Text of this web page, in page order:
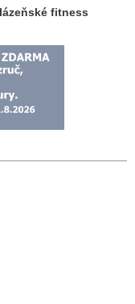
fitness